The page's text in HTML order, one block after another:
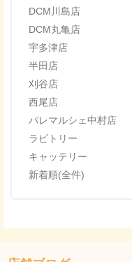
DCM川島店
DCM丸亀店
宇多津店
半田店
刈谷店
西尾店
パレマルシェ中村店
ラビトリー
キャッテリー
新着順(全件)